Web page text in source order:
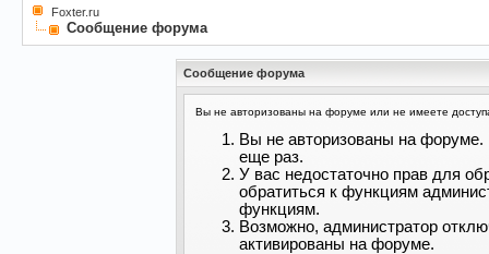
Foxter.ru
Сообщение форума
Сообщение форума
Вы не авторизованы на форуме или не имеете
Вы не авторизованы на форуме.
еще раз.
У вас недостаточно прав для
обратиться к функциям
функциям.
Возможно, администратор
активированы на форуме.